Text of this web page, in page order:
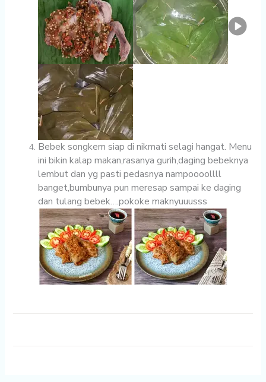
Bebek songkem siap di nikmati selagi hangat. Menu
ini bikin kalap makan,rasanya gurih,daging bebeknya
lembut dan yg pasti pedasnya nampoooollll
banget,bumbunya pun meresap sampai ke daging
dan tulang bebek….pokoke maknyuuusss